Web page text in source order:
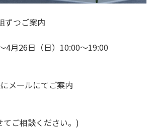
ずつご案内
4月26日（日）10:00～19:00
メールにてご案内
ご相談ください。)